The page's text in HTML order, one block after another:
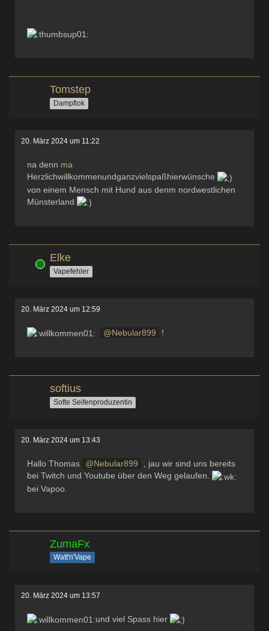
Tomstep
Dampflok
20. März 2024 um 11:22
na denn ma
Herzlichwillkommenundganzvielspaßhierwünsche
von einem Mensch mit Hund aus denm nordwestlichen
Münsterland
Online Elke
Vapefehler
20. März 2024 um 12:59
Nebular899 !
softius
Softe Seifenproduzentin
20. März 2024 um 13:43
Hallo Thomas Nebular899
, jau wir sind uns bereits
bei Twitch und Youtube über den Weg gelaufen.
bei Vapoo.
ZumaFx
Watt'n'Vape
20. März 2024 um 13:57
und viel Spass hier